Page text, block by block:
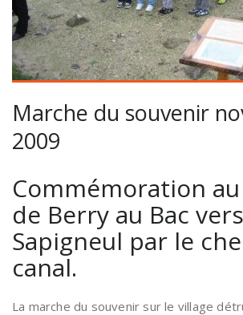
Marche du souvenir
2009
Commémoration
de Berry au Bac vers
Sapigneul par le
canal.
La marche du souvenir sur le village